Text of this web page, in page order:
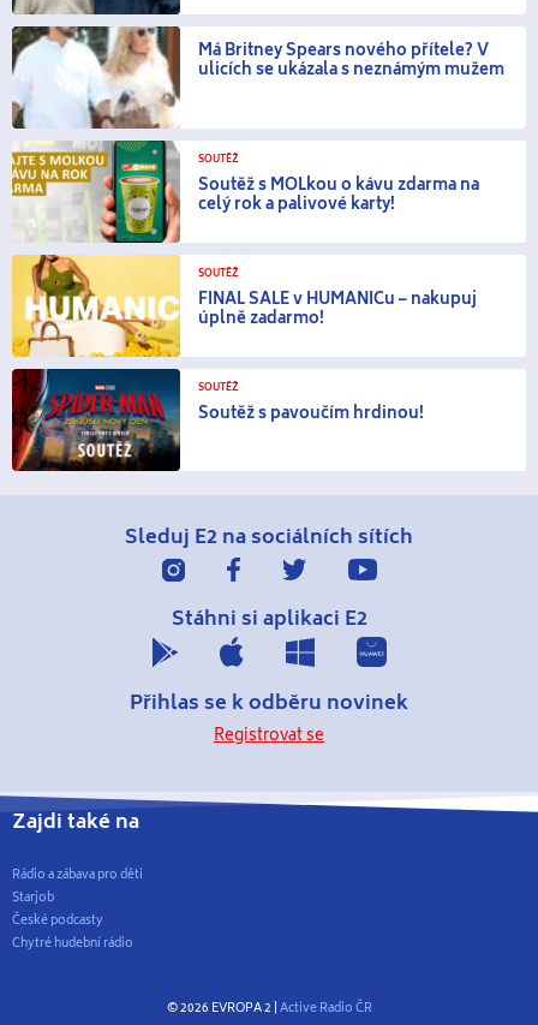
Má Britney Spears nového přítele? V
ulicích se ukázala s neznámým mužem
SOUTĚŽ
Soutěž s MOLkou o kávu zdarma na
celý rok a palivové karty!
SOUTĚŽ
FINAL SALE v HUMANICu – nakupuj
úplně zadarmo!
SOUTĚŽ
Soutěž s pavoučím hrdinou!
Sleduj E2 na sociálních sítích
Stáhni si aplikaci E2
Přihlas se k odběru novinek
Registrovat se
Zajdi také na
Rádio a zábava pro děti
Starjob
České podcasty
Chytré hudební rádio
© 2026 EVROPA 2 | Active Radio ČR